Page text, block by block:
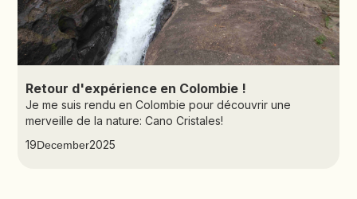
Retour d'expérience en Colombie !
Je me suis rendu en Colombie pour découvrir une
merveille de la nature: Cano Cristales!
19December2025